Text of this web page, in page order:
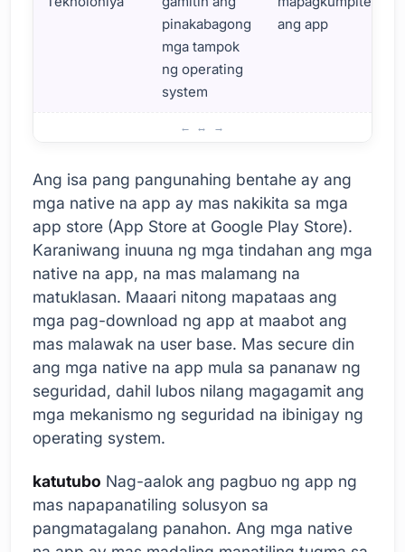
pinakabagong
mga tampok
ng operating
system
ang app
Ang isa pang pangunahing bentahe ay ang
mga native na app ay mas nakikita sa mga
app store (App Store at Google Play Store).
Karaniwang inuuna ng mga tindahan ang mga
native na app, na mas malamang na
matuklasan. Maaari nitong mapataas ang
mga pag-download ng app at maabot ang
mas malawak na user base. Mas secure din
ang mga native na app mula sa pananaw ng
seguridad, dahil lubos nilang magagamit ang
mga mekanismo ng seguridad na ibinigay ng
operating system.
katutubo Nag-aalok ang pagbuo ng app ng
mas napapanatiling solusyon sa
pangmatagalang panahon. Ang mga native